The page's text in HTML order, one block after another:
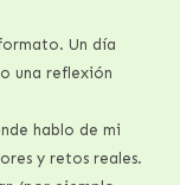
Un día
una reflexión
hablo de mi
y retos reales.